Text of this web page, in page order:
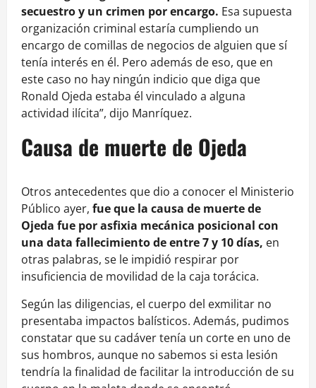
secuestro y un crimen por encargo. Esa supuesta
organización criminal estaría cumpliendo un
encargo de comillas de negocios de alguien que sí
tenía interés en él. Pero además de eso, que en
este caso no hay ningún indicio que diga que
Ronald Ojeda estaba él vinculado a alguna
actividad ilícita”, dijo Manríquez.
Causa de muerte de Ojeda
Otros antecedentes que dio a conocer el Ministerio
Público ayer, fue que la causa de muerte de
Ojeda fue por asfixia mecánica posicional con
una data fallecimiento de entre 7 y 10 días, en
otras palabras, se le impidió respirar por
insuficiencia de movilidad de la caja torácica.
Según las diligencias, el cuerpo del exmilitar no
presentaba impactos balísticos. Además, pudimos
constatar que su cadáver tenía un corte en uno de
sus hombros, aunque no sabemos si esta lesión
tendría la finalidad de facilitar la introducción de su